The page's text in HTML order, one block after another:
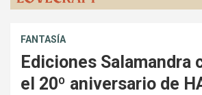
FANTASÍA
Ediciones Salamandra
el 20º aniversario de